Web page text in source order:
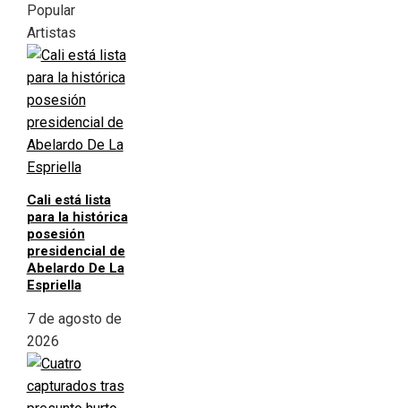
Popular
Artistas
Cali está lista
para la histórica
posesión
presidencial de
Abelardo De La
Espriella
7 de agosto de
2026